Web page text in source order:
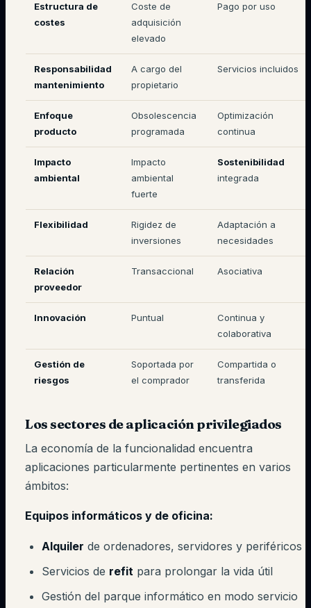
Estructura de
costes
Coste de
adquisición
elevado
Pago por uso
Responsabilidad
mantenimiento
A cargo del
propietario
Servicios incluidos
Enfoque
producto
Obsolescencia
programada
Optimización
continua
Impacto
ambiental
Impacto
ambiental
fuerte
Sostenibilidad
integrada
Flexibilidad
Rigidez de
inversiones
Adaptación a
necesidades
Relación
proveedor
Transaccional Asociativa
Innovación Puntual
Continua y
colaborativa
Gestión de
riesgos
Soportada por
el comprador
Compartida o
transferida
Los sectores de aplicación privilegiados
La economía de la funcionalidad encuentra
aplicaciones particularmente pertinentes en varios
ámbitos:
Equipos informáticos y de oficina:
Alquiler de ordenadores, servidores y periféricos
Servicios de refit para prolongar la vida útil
Gestión del parque informático en modo servicio